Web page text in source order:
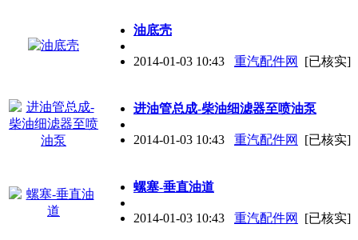
油底壳
2014-01-03 10:43 重汽配件网 [已核实]
进油管总成-柴油细滤器至喷油泵
2014-01-03 10:43 重汽配件网 [已核实]
螺塞-垂直油道
2014-01-03 10:43 重汽配件网 [已核实]